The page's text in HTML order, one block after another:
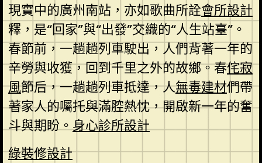
現實中的廣州南站，亦如歌曲所詮會所設計
釋，是“回家”與“出發”交織的“人生站臺”。
春節前，一趟趟列車駛出，人們背著一年的
辛勞與收獲，回到千里之外的故鄉。春侘寂
風節后，一趟趟列車抵達，人無毒建材們帶
著家人的囑托與滿腔熱忱，開啟新一年的奮
斗與期盼。身心診所設計
綠裝修設計